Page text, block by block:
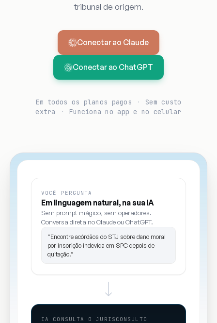
tribunal de origem.
Conectar ao Claude
Conectar ao ChatGPT
Em todos os planos pagos ·
Sem custo
extra
· Funciona no app e no celular
VOCÊ PERGUNTA
Em linguagem natural, na sua IA
Sem prompt mágico, sem operadores.
Conversa direta no Claude ou ChatGPT.
“Encontre acórdãos do STJ sobre dano moral
por inscrição indevida em SPC depois de
quitação.”
IA CONSULTA O JURISCONSULTO